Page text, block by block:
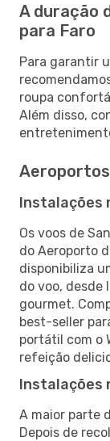
A duração
para Faro
Para garantir
roupa
Além disso,
Instalações
Os voos de
do Aeroporto
disponibiliza
do voo, desde
gourmet.
best-seller
portátil com o
refeição
Instalações
A maior parte
Depois de